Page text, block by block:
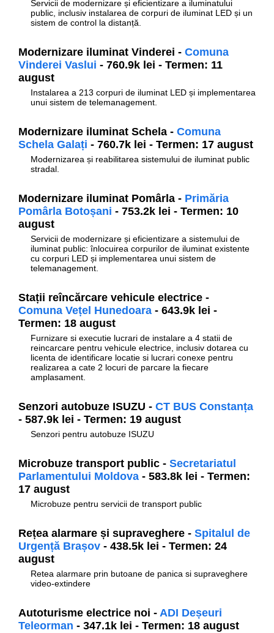
Servicii de modernizare și eficientizare a iluminatului
public, inclusiv instalarea de corpuri de iluminat LED și un
sistem de control la distanță.
Modernizare iluminat Vinderei - Comuna
Vinderei Vaslui - 760.9k lei - Termen: 11
august
Instalarea a 213 corpuri de iluminat LED și implementarea
unui sistem de telemanagement.
Modernizare iluminat Schela - Comuna
Schela Galați - 760.7k lei - Termen: 17 august
Modernizarea și reabilitarea sistemului de iluminat public
stradal.
Modernizare iluminat Pomârla - Primăria
Pomârla Botoșani - 753.2k lei - Termen: 10
august
Servicii de modernizare și eficientizare a sistemului de
iluminat public: înlocuirea corpurilor de iluminat existente
cu corpuri LED și implementarea unui sistem de
telemanagement.
Stații reîncărcare vehicule electrice -
Comuna Vețel Hunedoara - 643.9k lei -
Termen: 18 august
Furnizare si executie lucrari de instalare a 4 statii de
reincarcare pentru vehicule electrice, inclusiv dotarea cu
licenta de identificare locatie si lucrari conexe pentru
realizarea a cate 2 locuri de parcare la fiecare
amplasament.
Senzori autobuze ISUZU - CT BUS Constanța
- 587.9k lei - Termen: 19 august
Senzori pentru autobuze ISUZU
Microbuze transport public - Secretariatul
Parlamentului Moldova - 583.8k lei - Termen:
17 august
Microbuze pentru servicii de transport public
Rețea alarmare și supraveghere - Spitalul de
Urgență Brașov - 438.5k lei - Termen: 24
august
Retea alarmare prin butoane de panica si supraveghere
video-extindere
Autoturisme electrice noi - ADI Deșeuri
Teleorman - 347.1k lei - Termen: 18 august